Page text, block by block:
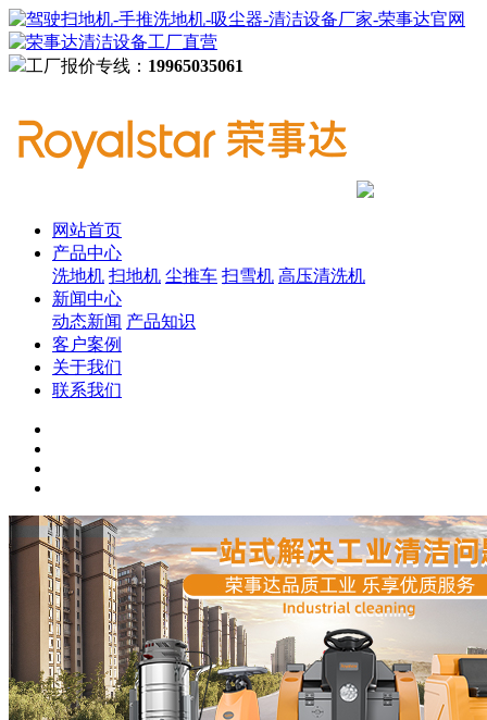
工厂报价专线： 19965035061
网站首页
产品中心
洗地机 扫地机 尘推车 扫雪机 高压清洗机
新闻中心
动态新闻 产品知识
客户案例
关于我们
联系我们